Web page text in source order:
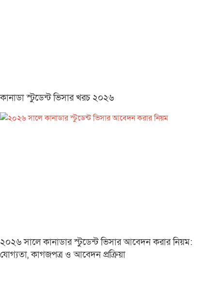
কানাডা স্টুডেন্ট ভিসার খরচ ২০২৬
২০২৬ সালে কানাডার স্টুডেন্ট ভিসার আবেদন করার নিয়ম:
যোগ্যতা, কাগজপত্র ও আবেদন প্রক্রিয়া